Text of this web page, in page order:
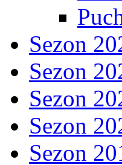
Sezon
Sezon
Sezon
Sezon
Sezon